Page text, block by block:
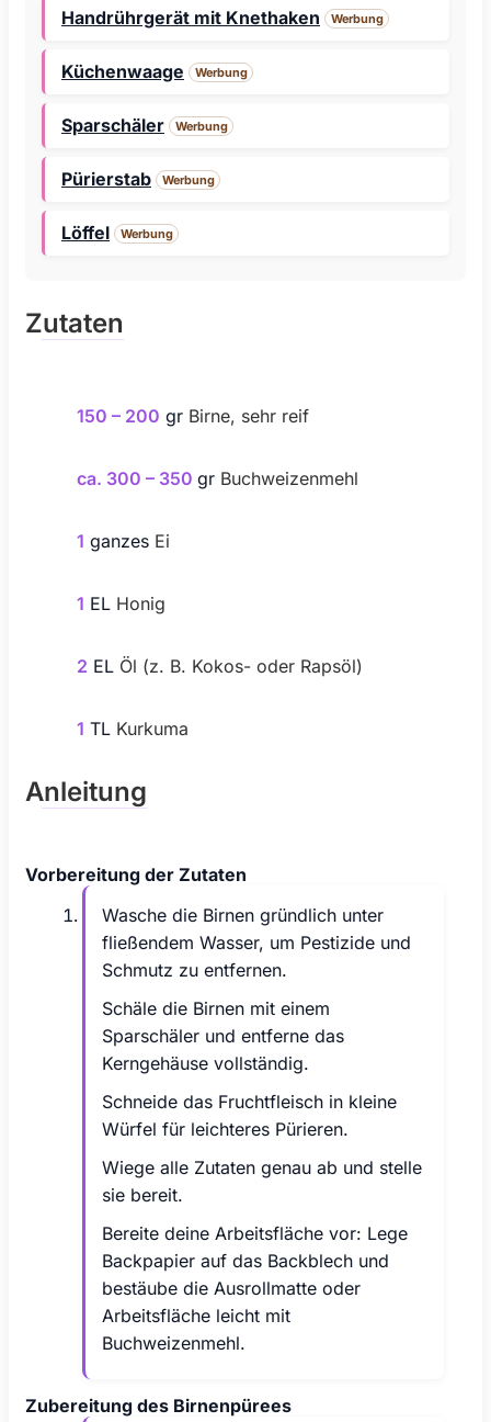
Handrührgerät mit Knethaken Werbung
Küchenwaage Werbung
Sparschäler Werbung
Pürierstab Werbung
Löffel Werbung
Zutaten
150 – 200 gr Birne, sehr reif
ca. 300 – 350 gr Buchweizenmehl
1 ganzes Ei
1 EL Honig
2 EL Öl (z. B. Kokos- oder Rapsöl)
1 TL Kurkuma
Anleitung
Vorbereitung der Zutaten
Wasche die Birnen gründlich unter
fließendem Wasser, um Pestizide und
Schmutz zu entfernen.
Schäle die Birnen mit einem
Sparschäler und entferne das
Kerngehäuse vollständig.
Schneide das Fruchtfleisch in kleine
Würfel für leichteres Pürieren.
Wiege alle Zutaten genau ab und stelle
sie bereit.
Bereite deine Arbeitsfläche vor: Lege
Backpapier auf das Backblech und
bestäube die Ausrollmatte oder
Arbeitsfläche leicht mit
Buchweizenmehl.
Zubereitung des Birnenpürees